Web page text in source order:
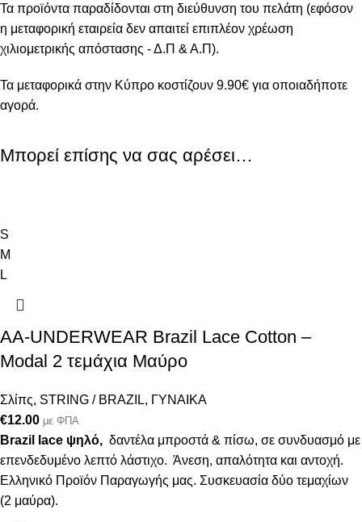
Τα προϊόντα παραδίδονται στη διεύθυνση του πελάτη (εφόσον
η μεταφορική εταιρεία δεν απαιτεί επιπλέον χρέωση
χιλιομετρικής απόστασης - Δ.Π & Α.Π).
Τα μεταφορικά στην Κύπρο κοστίζουν 9.90€ για οποιαδήποτε
αγορά.
Μπορεί επίσης να σας αρέσει…
S
M
L
AA-UNDERWEAR Brazil Lace Cotton –
Modal 2 τεμάχια Μαύρο
Σλίπς, STRING / BRAZIL, ΓΥΝΑΙΚΑ
€12.00 με ΦΠΑ
Brazil lace ψηλό, δαντέλα μπροστά & πίσω, σε συνδυασμό με
επενδεδυμένο λεπτό λάστιχο. Άνεση, απαλότητα και αντοχή.
Ελληνικό Προϊόν Παραγωγής μας. Συσκευασία δύο τεμαχίων
(2 μαύρα).